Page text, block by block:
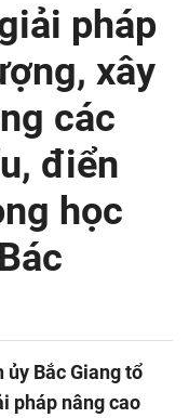
pháp
xây
các
điển
học
ủy Bắc Giang tổ
pháp nâng cao